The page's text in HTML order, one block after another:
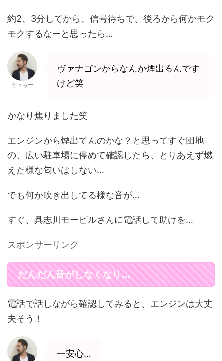
約2、3分してから、信号待ちで、後ろから何かモク
モクするなーと思ったら…
うっちー
ヴァナゴンからなんか煙出るんです
けど笑
かなり焦りました笑
エンジンから煙出てんのかな？と思ってすぐ団地
の、広い駐車場に停めて確認したら、とりあえず燃
えた様な匂いはしない…
でも何か吹き出してる様な音が…
すぐ、具志川モービルさんに電話して助けを…
スポンサーリンク
だんだん音がしなくなり…
電話で話しながら確認してみると、エンジンは大丈
夫そう！
一安心…